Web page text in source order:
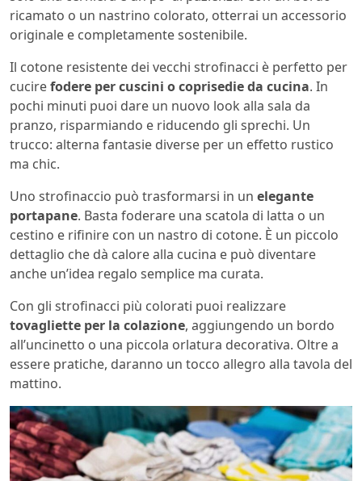
ricamato o un nastrino colorato, otterrai un accessorio
originale e completamente sostenibile.
Il cotone resistente dei vecchi strofinacci è perfetto per
cucirefodere per cuscini o coprisedie da cucina. In
pochi minuti puoi dare un nuovo look alla sala da
pranzo, risparmiando e riducendo gli sprechi. Un
trucco: alterna fantasie diverse per un effetto rustico
ma chic.
Uno strofinaccio può trasformarsi in un elegante
portapane. Basta foderare una scatola di latta o un
cestino e rifinire con un nastro di cotone. È un piccolo
dettaglio che dà calore alla cucina e può diventare
anche un’idea regalo semplice ma curata.
Con gli strofinacci più colorati puoi realizzare
tovagliette per la colazione, aggiungendo un bordo
all’uncinetto o una piccola orlatura decorativa. Oltre a
essere pratiche, daranno un tocco allegro alla tavola del
mattino.